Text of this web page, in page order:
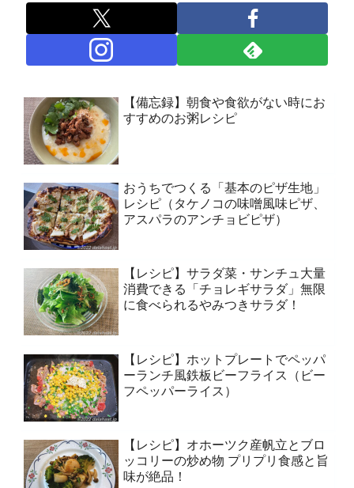
【備忘録】朝食や食欲がない時にお
すすめのお粥レシピ
おうちでつくる「基本のピザ生地」
レシピ（タケノコの味噌風味ピザ、
アスパラのアンチョビピザ）
【レシピ】サラダ菜・サンチュ大量
消費できる「チョレギサラダ」無限
に食べられるやみつきサラダ！
【レシピ】ホットプレートでペッパ
ーランチ風鉄板ビーフライス（ビー
フペッパーライス）
【レシピ】オホーツク産帆立とブロ
ッコリーの炒め物 プリプリ食感と旨
味が絶品！